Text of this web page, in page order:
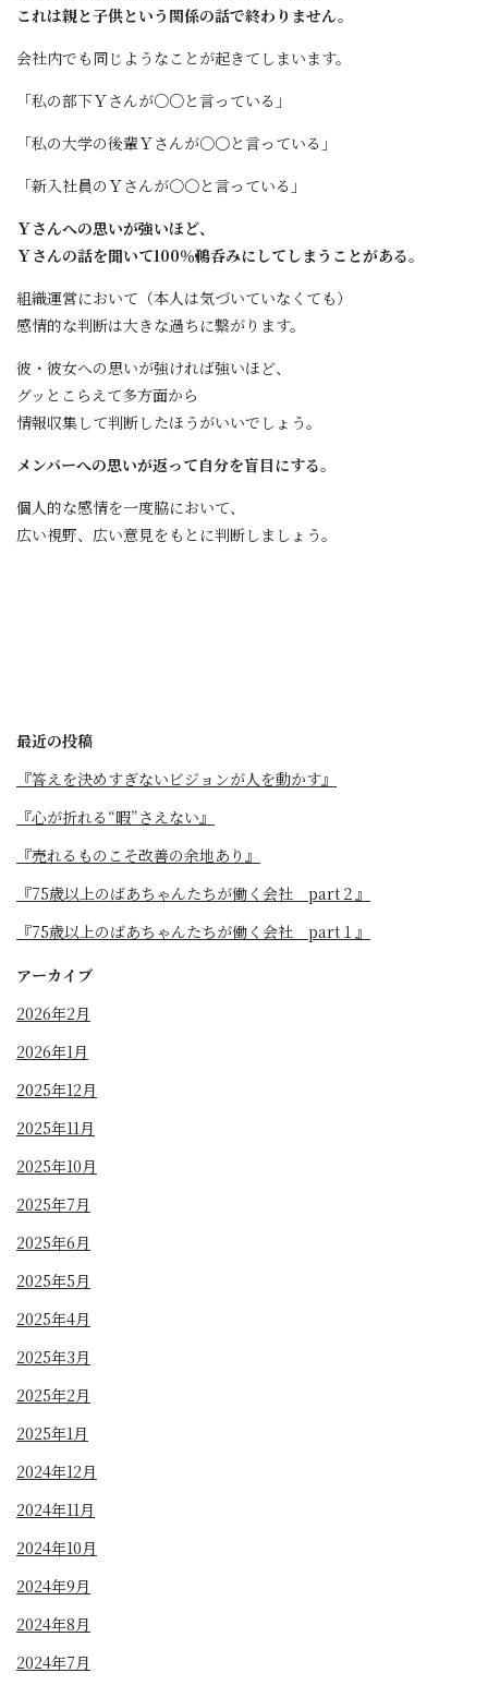
これは親と子供という関係の話で終わりません。
会社内でも同じようなことが起きてしまいます。
「私の部下Ｙさんが○○と言っている」
「私の大学の後輩Ｙさんが〇〇と言っている」
「新入社員のＹさんが〇〇と言っている」
Ｙさんへの思いが強いほど、
Ｙさんの話を聞いて100％鵜呑みにしてしまうことがある。
組織運営において（本人は気づいていなくても）
感情的な判断は大きな過ちに繋がります。
彼・彼女への思いが強ければ強いほど、
グッとこらえて多方面から
情報収集して判断したほうがいいでしょう。
メンバーへの思いが返って自分を盲目にする。
個人的な感情を一度脇において、
広い視野、広い意見をもとに判断しましょう。
最近の投稿
『答えを決めすぎないビジョンが人を動かす』
『心が折れる“暇”さえない』
『売れるものこそ改善の余地あり』
『75歳以上のばあちゃんたちが働く会社 part２』
『75歳以上のばあちゃんたちが働く会社 part１』
アーカイブ
2026年2月
2026年1月
2025年12月
2025年11月
2025年10月
2025年7月
2025年6月
2025年5月
2025年4月
2025年3月
2025年2月
2025年1月
2024年12月
2024年11月
2024年10月
2024年9月
2024年8月
2024年7月